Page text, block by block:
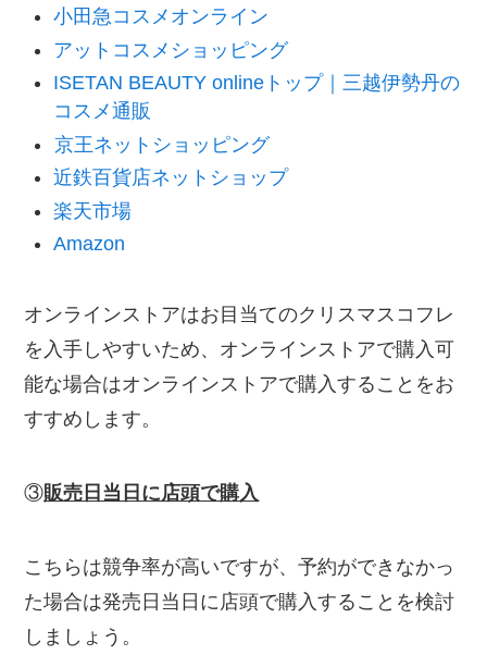
小田急コスメオンライン
アットコスメショッピング
ISETAN BEAUTY onlineトップ｜三越伊勢丹の
コスメ通販
京王ネットショッピング
近鉄百貨店ネットショップ
楽天市場
Amazon
オンラインストアはお目当てのクリスマスコフレ
を入手しやすいため、オンラインストアで購入可
能な場合はオンラインストアで購入することをお
すすめします。
③販売日当日に店頭で購入
こちらは競争率が高いですが、予約ができなかっ
た場合は発売日当日に店頭で購入することを検討
しましょう。